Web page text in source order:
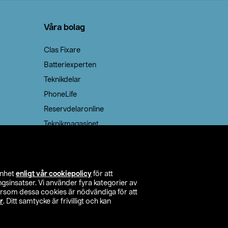
enligt vår cookiepolicy för att
Vi använder fyra kategorier av
dessa cookies är nödvändiga för att
. Ditt samtycke är frivilligt och kan
Våra bolag
Clas Fixare
Batteriexperten
Teknikdelar
PhoneLife
Reservdelaronline
Teknikmagasinet